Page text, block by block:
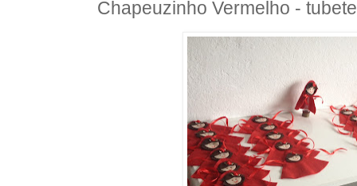
Chapeuzinho Vermelho - tubete